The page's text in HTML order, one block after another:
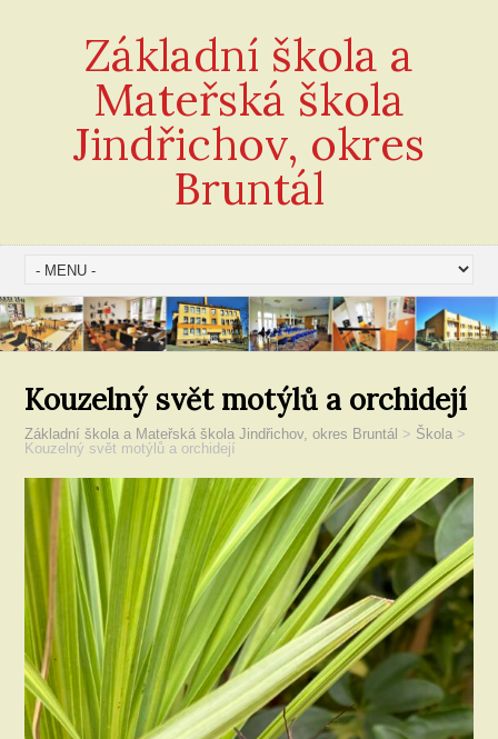
Základní škola a
Mateřská škola
Jindřichov, okres
Bruntál
Kouzelný svět motýlů a orchidejí
Základní škola a Mateřská škola Jindřichov, okres Bruntál > Škola >
Kouzelný svět motýlů a orchidejí